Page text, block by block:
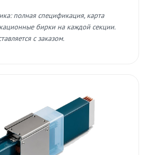
полная спецификация, карта
бирки на каждой секции.
с заказом.